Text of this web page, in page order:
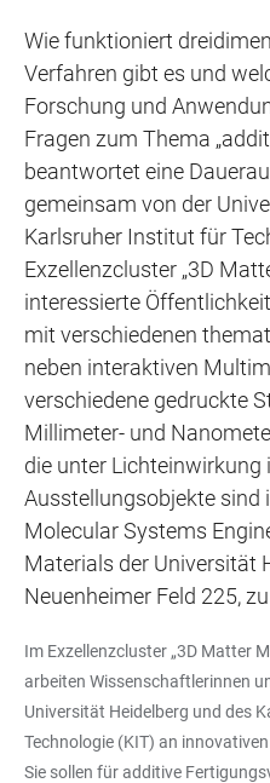
Wie funktioniert
Verfahren gibt es und
Forschung und
Fragen zum Thema
beantwortet eine
gemeinsam von der
Karlsruher Institut für
Exzellenzcluster „3D
interessierte
mit verschiedenen
neben interaktiven
verschiedene gedruckte
Millimeter- und
die unter Lichteinwirkung
Ausstellungsobjekte sind
Molecular Systems
Materials der Universität
Neuenheimer Feld 225,
Im Exzellenzcluster „3D Matter
arbeiten Wissenschaftlerinnen
Universität Heidelberg und des
Technologie (KIT) an
Sie sollen für additive